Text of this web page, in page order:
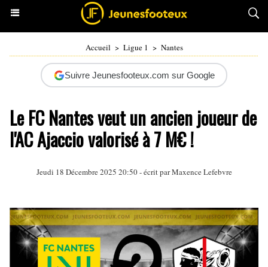
Accueil > Ligue 1 > Nantes
Suivre Jeunesfooteux.com sur Google
Le FC Nantes veut un ancien joueur de
l'AC Ajaccio valorisé à 7 M€ !
Jeudi 18 Décembre 2025 20:50 - écrit par Maxence Lefebvre